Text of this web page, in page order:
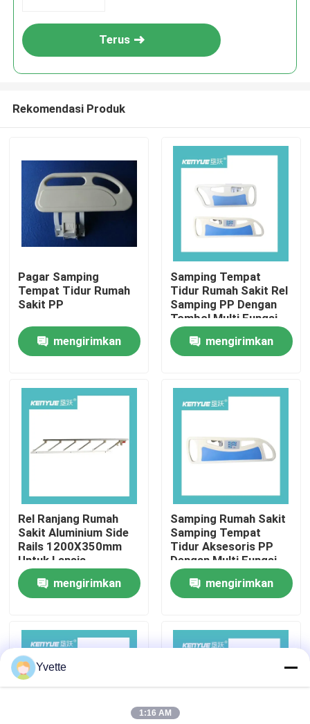
Tentang Kami
Tur Pabrik
Kontrol Kualitas
Hubungi Kami
Berita
Kasus
Tempat Tidur Persalinan di Rumah Sakit
Aksesori Meja Kebidanan
Terus
Rekomendasi Produk
Pagar Samping
Tempat Tidur Rumah
Sakit PP
mengirimkan
Samping Tempat
Tidur Rumah Sakit Rel
Samping PP Dengan
Tombol Multi Fungsi
Tekan Listrik
mengirimkan
Rel Ranjang Rumah
Sakit Aluminium Side
Rails 1200X350mm
Untuk Lansia
mengirimkan
Samping Rumah Sakit
Samping Tempat
Tidur Aksesoris PP
Dengan Multi Fungsi
Tombol Tekan Listrik
mengirimkan
Yvette
1:16 AM